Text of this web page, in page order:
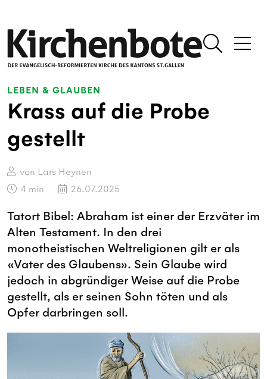
LEBEN & GLAUBEN
Krass auf die Probe
gestellt
von Lars Heynen
4 min 26.07.2025
Tatort Bibel: Abraham ist einer der Erzväter im
Alten Testament. In den drei
monotheistischen Weltreligionen gilt er als
«Vater des Glaubens». Sein Glaube wird
jedoch in abgründiger Weise auf die Probe
gestellt, als er seinen Sohn töten und als
Opfer darbringen soll.